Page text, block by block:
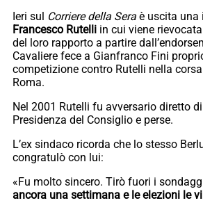
Ieri sul Corriere della Sera è uscita una
Francesco Rutelli in cui viene
del loro rapporto a partire
Cavaliere fece a Gianfranco Fini
competizione contro Rutelli nella
Roma.
Nel 2001 Rutelli fu avversario diretto
Presidenza del Consiglio e perse.
L’ex sindaco ricorda che lo stesso
congratulò con lui:
«Fu molto sincero. Tirò fuori i
ancora una settimana e le elezioni le